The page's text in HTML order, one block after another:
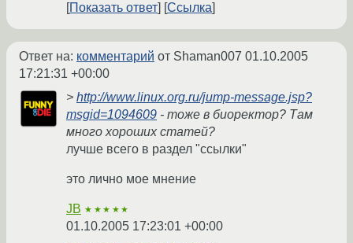
Показать ответ
Ссылка
Ответ на: комментарий от Shaman007 01.10.2005
17:21:31 +00:00
> http://www.linux.org.ru/jump-message.jsp?
msgid=1094609 - тоже в биоректор? Там
много хороших статей?
лучше всего в раздел "ссылки"
это лично мое мнение
JB ★★★★★
01.10.2005 17:23:01 +00:00